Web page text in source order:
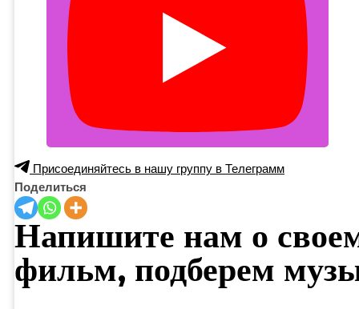
Присоединяйтесь в нашу группу в Телеграмм
Поделиться
Напишите нам о
фильм, подберем